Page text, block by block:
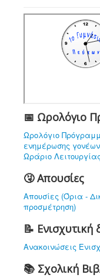
📅 Ωρολόγιο
Ωρολόγιο
ενημέρωσης γονέων
Ωράριο Λειτουργίας
🤧 Απουσίες
Απουσίες (Όρια -
προσμέτρηση)
📝 Ενισχυτική
Ανακοινώσεις
📚 Σχολική